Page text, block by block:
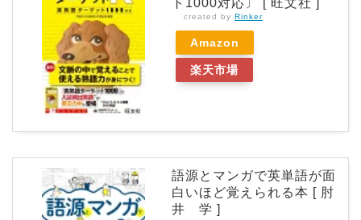
ト1000対応〕 [ 旺文社 ]
created by Rinker
Amazon
楽天市場
語源とマンガで英単語が面
白いほど覚えられる本 [ 肘
井 学 ]